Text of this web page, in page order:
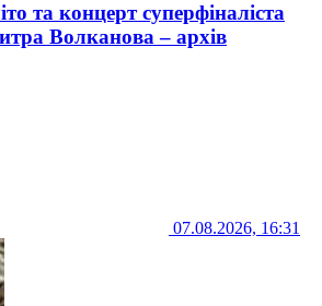
та концерт суперфіналіста
Волканова – архів
07.08.2026, 16:31